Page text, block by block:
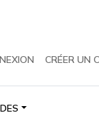
CRÉER UN